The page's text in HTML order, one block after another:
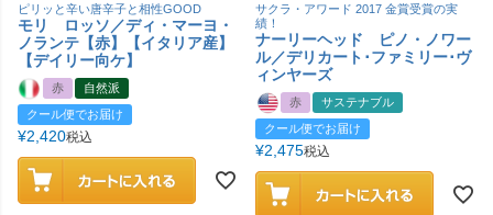
ピリッと辛い唐辛子と相性GOOD
モリ ロッソ／ディ・マーヨ・
ノランテ【赤】【イタリア産】
【デイリー向ケ】
赤
自然派
クール便でお届け
¥2,420税込
サクラ・アワード 2017 金賞受賞の実
績！
ナーリーヘッド ピノ・ノワー
ル／デリカート･ファミリー･ヴ
ィンヤーズ
赤
サステナブル
クール便でお届け
¥2,475税込